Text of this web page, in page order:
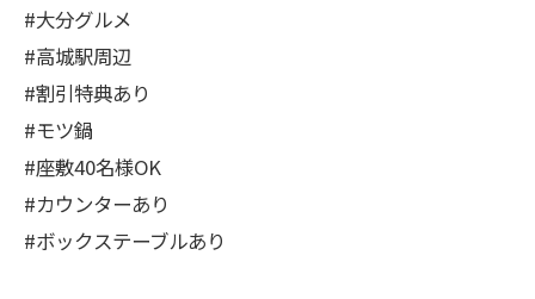
#大分グルメ
#高城駅周辺
#割引特典あり
#モツ鍋
#座敷40名様OK
#カウンターあり
#ボックステーブルあり